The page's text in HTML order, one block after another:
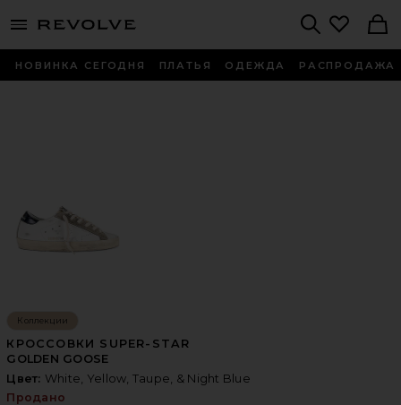
menu - shows more content
НОВИНКА СЕГОДНЯ ПЛАТЬЯ ОДЕЖДА РАСПРОДАЖА
Коллекции
КРОССОВКИ SUPER-STAR
GOLDEN GOOSE
Цвет: White, Yellow, Taupe, & Night Blue
Продано